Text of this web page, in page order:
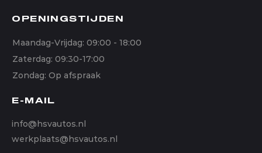
OPENINGSTIJDEN
Maandag-Vrijdag: 09:00 - 18:00
Zaterdag: 09:30-17:00
Zondag: Op afspraak
E-MAIL
info@hsvautos.nl
werkplaats@hsvautos.nl